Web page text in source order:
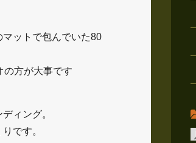
ットで包んでいた80
の方が大事です
ィング。
です。